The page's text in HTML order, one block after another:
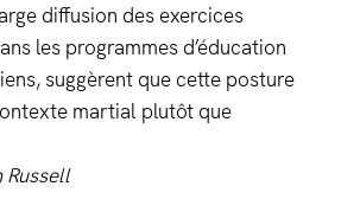
diffusion des exercices
les programmes d’éducation
suggèrent que cette posture
martial plutôt que
Russell